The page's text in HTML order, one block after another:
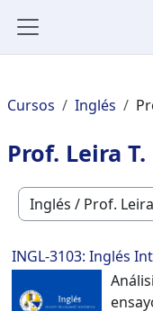
Cursos Inglés
Prof. Leira
Categorías
INGL-3103: Inglés